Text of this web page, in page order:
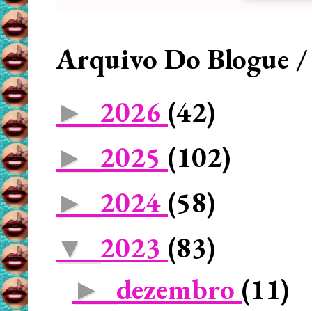
Arquivo Do Blogue
► 2026 (42)
► 2025 (102)
► 2024 (58)
▼ 2023 (83)
► dezembro (11)